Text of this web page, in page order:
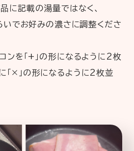
に記載の湯量ではなく、
でお好みの濃さに調整くださ
ンを「+」の形になるように2枚
「×」の形になるように2枚並